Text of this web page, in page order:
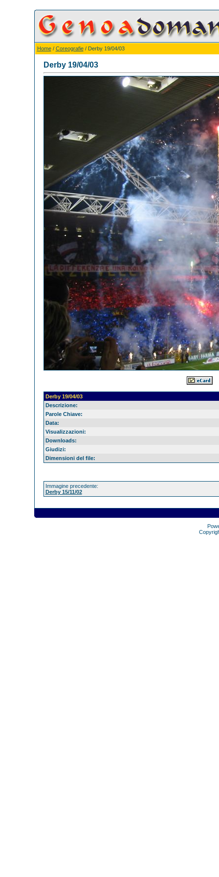
Home/ Coreografie/ Derby 19/04/03
Derby 19/04/03
Derby 19/04/03
Descrizione:
Parole Chiave:
Data:
Visualizzazioni:
Downloads:
Giudizi:
Dimensioni del file:
Immagine precedente:
Derby 15/11/02